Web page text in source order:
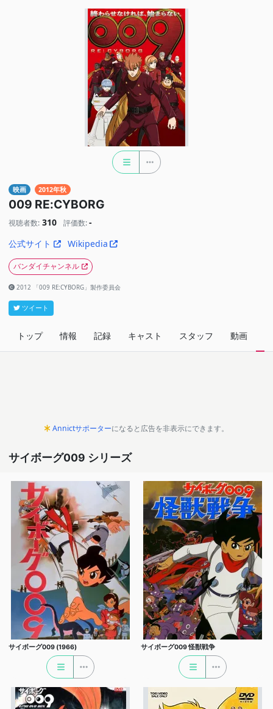
映画 2012年秋
009 RE:CYBORG
視聴者数: 310 評価数: -
公式サイト
Wikipedia
バンダイチャンネル
2012 「009 RE:CYBORG」製作委員会
ツイート
トップ 情報 記録 キャスト スタッフ 動画
Annictサポーターになると広告を非表示にできます。
サイボーグ009 シリーズ
サイボーグ009 (1966) サイボーグ009 怪獣戦争